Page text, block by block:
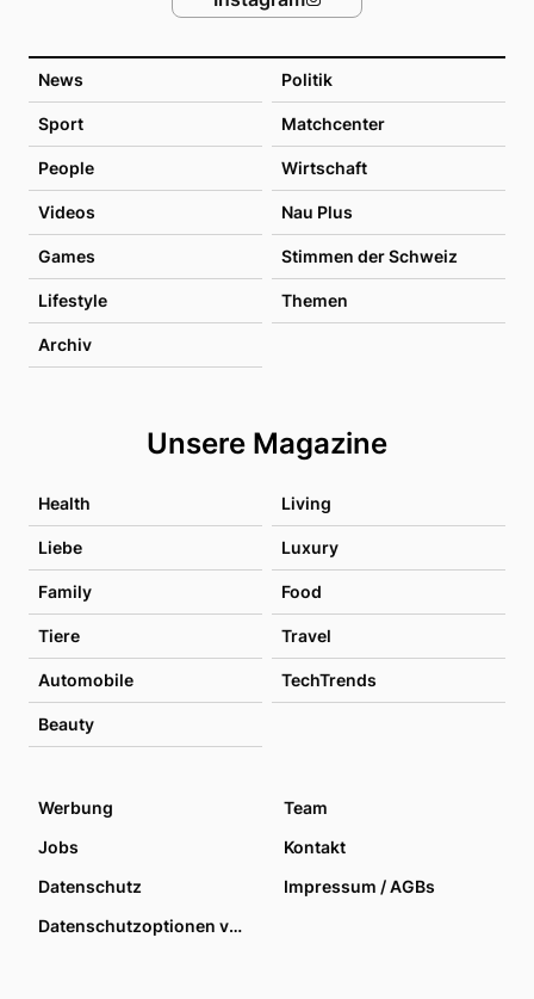
News Politik
Sport Matchcenter
People Wirtschaft
Videos Nau Plus
Games Stimmen der Schweiz
Lifestyle Themen
Archiv
Unsere Magazine
Health Living
Liebe Luxury
Family Food
Tiere Travel
Automobile TechTrends
Beauty
Werbung
Team
Jobs
Kontakt
Datenschutz
Impressum / AGBs
Datenschutzoptionen verwalten